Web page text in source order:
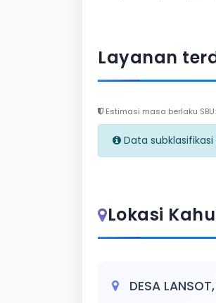
Layanan
Estimasi masa berlaku
Data
Lokasi
DESA